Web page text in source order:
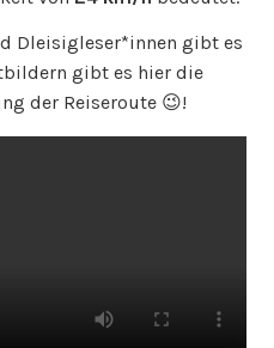
Dleisigleser*innen gibt es
gibt es hier die
der Reiseroute 😉!